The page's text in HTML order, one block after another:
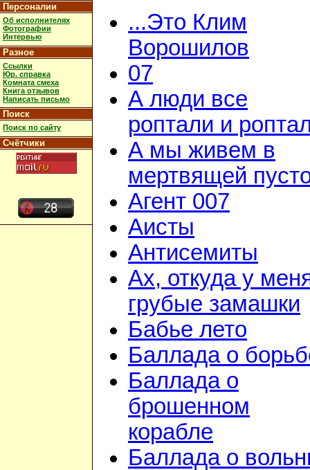
Персоналии
Об исполнителях
Фотографии
Интервью
Разное
Ссылки
Юр. справка
Комната смеха
Книга отзывов
Написать письмо
Поиск
Поиск по сайту
Счётчики
...Это Клим
Ворошилов
07
А люди все
роптали и
А мы живем в
мертвящей
Агент 007
Аисты
Антисемиты
Ах, откуда у
грубые замашки
Бабье лето
Баллада о
Баллада о
брошенном
корабле
Баллада о